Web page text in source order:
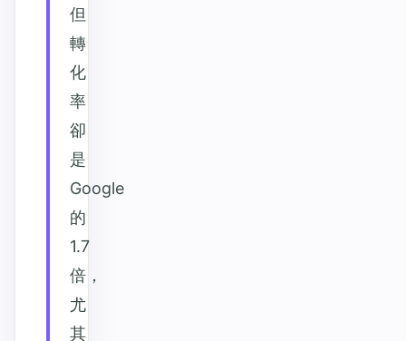
但
轉
化
率
卻
是
Google
的
1.7
倍，
尤
其